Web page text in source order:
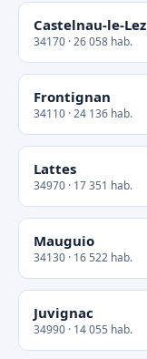
Castelnau-le-Lez
34170 · 26 058 hab.
Frontignan
34110 · 24 136 hab.
Lattes
34970 · 17 351 hab.
Mauguio
34130 · 16 522 hab.
Juvignac
34990 · 14 055 hab.